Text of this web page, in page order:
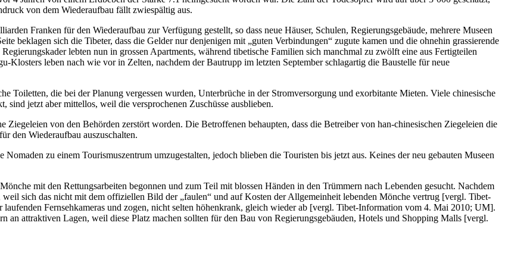
von dem Wiederaufbau fällt zwiespältig aus.
Franken für den Wiederaufbau zur Verfügung gestellt, so dass neue Häuser, Schulen, Regierungsgebäude, mehrere Museen
beklagen sich die Tibeter, dass die Gelder nur denjenigen mit „guten Verbindungen“ zugute kamen und die ohnehin grassierende
lebten nun in grossen Apartments, während tibetische Familien sich manchmal zu zwölft eine aus Fertigteilen
Klosters leben nach wie vor in Zelten, nachdem der Bautrupp im letzten September schlagartig die Baustelle für neue
Toiletten, die bei der Planung vergessen wurden, Unterbrüche in der Stromversorgung und exorbitante Mieten. Viele chinesische
jetzt aber mittellos, weil die versprochenen Zuschüsse ausblieben.
von den Behörden zerstört worden. Die Betroffenen behaupten, dass die Betreiber von han-chinesischen Ziegeleien die
den Wiederaufbau auszuschalten.
zu einem Tourismuszentrum umzugestalten, jedoch blieben die Touristen bis jetzt aus. Keines der neu gebauten Museen
mit den Rettungsarbeiten begonnen und zum Teil mit blossen Händen in den Trümmern nach Lebenden gesucht. Nachdem
sich das nicht mit dem offiziellen Bild der „faulen“ und auf Kosten der Allgemeinheit lebenden Mönche vertrug [vergl. Tibet-
Fernsehkameras und zogen, nicht selten höhenkrank, gleich wieder ab [vergl. Tibet-Information vom 4. Mai 2010; UM].
an attraktiven Lagen, weil diese Platz machen sollten für den Bau von Regierungsgebäuden, Hotels und Shopping Malls [vergl.